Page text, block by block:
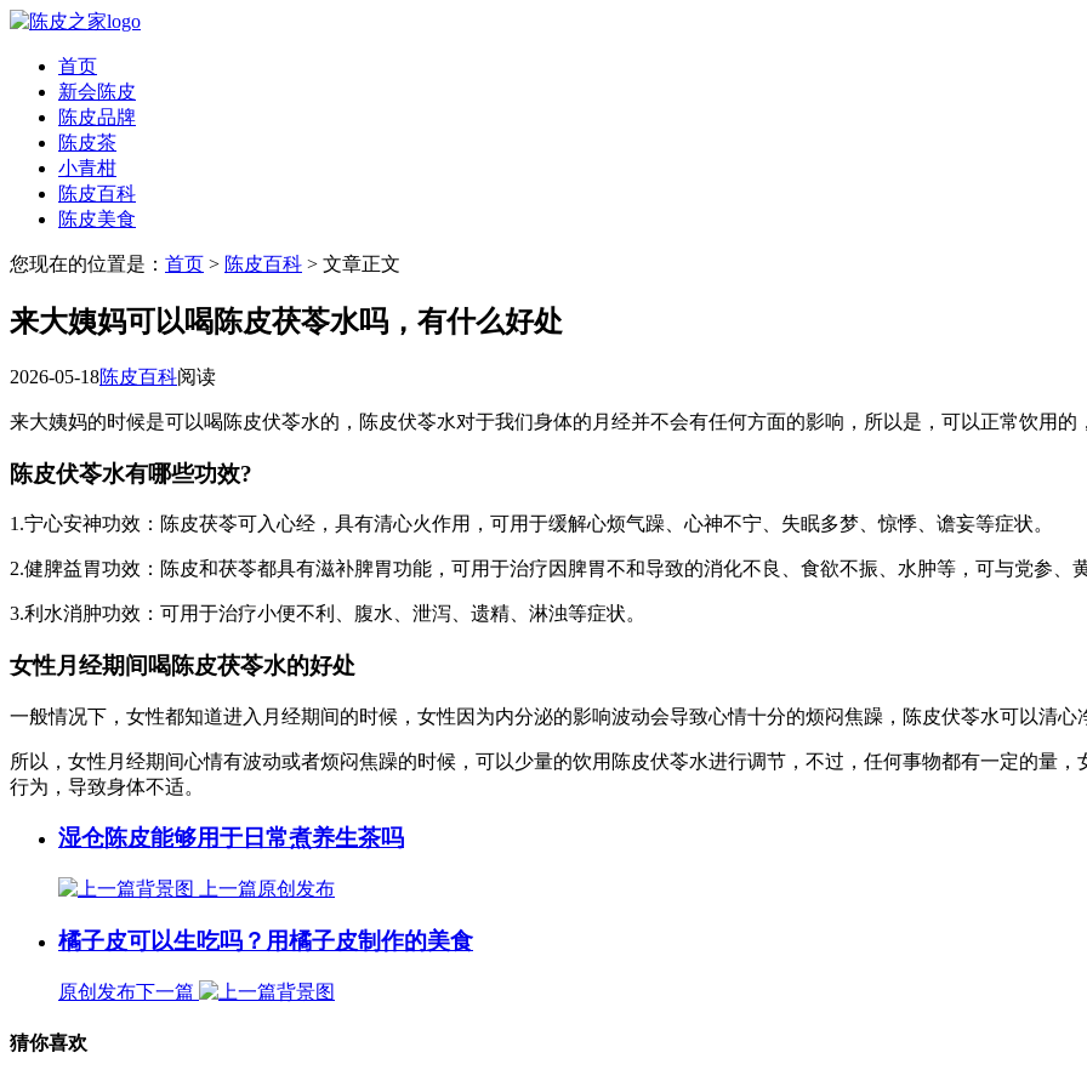
首页
新会陈皮
陈皮品牌
陈皮茶
小青柑
陈皮百科
陈皮美食
您现在的位置是： 首页 > 陈皮百科 > 文章正文
来大姨妈可以喝陈皮茯苓水吗，有什么好处
2026-05-18陈皮百科阅读
来大姨妈的时候是可以喝陈皮伏苓水的，陈皮伏苓水对于我们身体的月经并不会有任何方面的影响，所以是，可以正常饮用的
陈皮伏苓水有哪些功效?
1.宁心安神功效：陈皮茯苓可入心经，具有清心火作用，可用于缓解心烦气躁、心神不宁、失眠多梦、惊悸、谵妄等症状。
2.健脾益胃功效：陈皮和茯苓都具有滋补脾胃功能，可用于治疗因脾胃不和导致的消化不良、食欲不振、水肿等，可与党参、
3.利水消肿功效：可用于治疗小便不利、腹水、泄泻、遗精、淋浊等症状。
女性月经期间喝陈皮茯苓水的好处
一般情况下，女性都知道进入月经期间的时候，女性因为内分泌的影响波动会导致心情十分的烦闷焦躁，陈皮伏苓水可以清
所以，女性月经期间心情有波动或者烦闷焦躁的时候，可以少量的饮用陈皮伏苓水进行调节，不过，任何事物都有一定的量
行为，导致身体不适。
湿仓陈皮能够用于日常煮养生茶吗
上一篇原创发布
橘子皮可以生吃吗？用橘子皮制作的美食
原创发布下一篇
猜你喜欢